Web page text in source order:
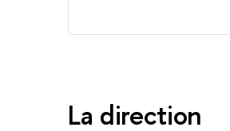
La direction